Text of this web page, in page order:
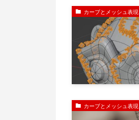
カーブとメッシュ表現
カーブとメッシュ表現